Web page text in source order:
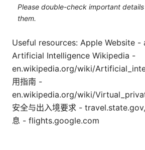
Please double-check important
them.
Useful resources: Apple Website -
Artificial Intelligence Wikipedia -
en.wikipedia.org/wiki/
用指南 -
en.wikipedia.org/wiki/
安全与出入境要求 -
息 - flights.google.com